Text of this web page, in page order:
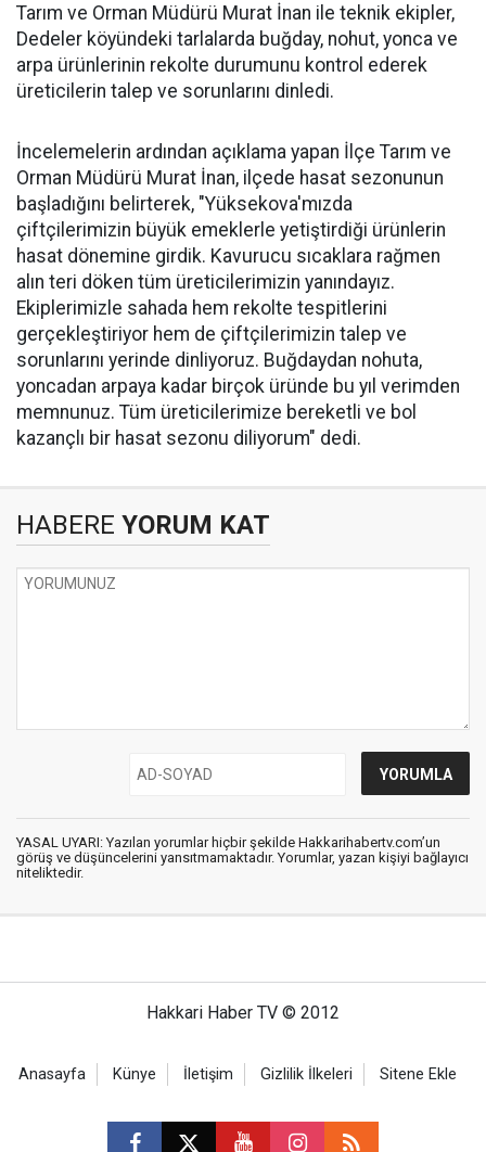
Tarım ve Orman Müdürü Murat İnan ile teknik ekipler,
Dedeler köyündeki tarlalarda buğday, nohut, yonca ve
arpa ürünlerinin rekolte durumunu kontrol ederek
üreticilerin talep ve sorunlarını dinledi.
İncelemelerin ardından açıklama yapan İlçe Tarım ve
Orman Müdürü Murat İnan, ilçede hasat sezonunun
başladığını belirterek, "Yüksekova'mızda
çiftçilerimizin büyük emeklerle yetiştirdiği ürünlerin
hasat dönemine girdik. Kavurucu sıcaklara rağmen
alın teri döken tüm üreticilerimizin yanındayız.
Ekiplerimizle sahada hem rekolte tespitlerini
gerçekleştiriyor hem de çiftçilerimizin talep ve
sorunlarını yerinde dinliyoruz. Buğdaydan nohuta,
yoncadan arpaya kadar birçok üründe bu yıl verimden
memnunuz. Tüm üreticilerimize bereketli ve bol
kazançlı bir hasat sezonu diliyorum" dedi.
HABERE YORUM KAT
YASAL UYARI: Yazılan yorumlar hiçbir şekilde Hakkarihabertv.com’un
görüş ve düşüncelerini yansıtmamaktadır. Yorumlar, yazan kişiyi bağlayıcı
niteliktedir.
Hakkari Haber TV © 2012
Anasayfa Künye İletişim Gizlilik İlkeleri Sitene Ekle